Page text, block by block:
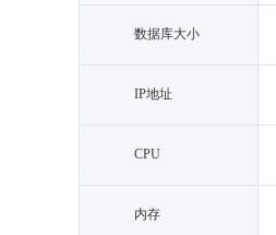
数据库大小
IP地址
CPU
内存